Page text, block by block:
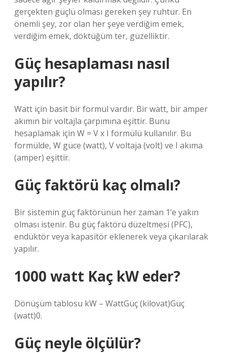
gerçekten güçlü olması gereken şey ruhtur. En
önemli şey, zor olan her şeye verdiğim emek,
verdiğim emek, döktüğüm ter, güzelliktir.
Güç hesaplaması nasıl
yapılır?
Watt için basit bir formül vardır. Bir watt, bir amper
akımın bir voltajla çarpımına eşittir. Bunu
hesaplamak için W = V x I formülü kullanılır. Bu
formülde, W güce (watt), V voltaja (volt) ve I akıma
(amper) eşittir.
Güç faktörü kaç olmalı?
Bir sistemin güç faktörünün her zaman 1’e yakın
olması istenir. Bu güç faktörü düzeltmesi (PFC),
endüktör veya kapasitör eklenerek veya çıkarılarak
yapılır.
1000 watt Kaç kW eder?
Dönüşüm tablosu kW – WattGüç (kilovat)Güç
(watt)0.
Güç neyle ölçülür?